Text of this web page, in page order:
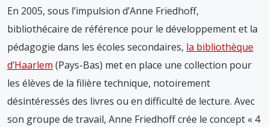
En 2005, sous l’impulsion d’Anne Friedhoff,
bibliothécaire de référence pour le développement et la
pédagogie dans les écoles secondaires, la bibliothèque
d’Haarlem (Pays-Bas) met en place une collection pour
les élèves de la filière technique, notoirement
désintéressés des livres ou en difficulté de lecture. Avec
son groupe de travail, Anne Friedhoff crée le concept « 4